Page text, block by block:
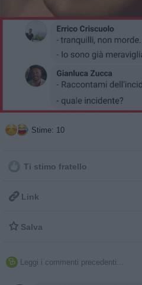
Stime: 10
Ti stimo fratello
 Link
 Salva
 Leggi i commenti precedenti...